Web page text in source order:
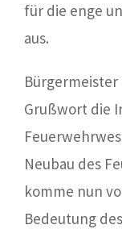
für die enge
aus.
Bürgermeister
Grußwort die
Neubau des
komme nun
Bedeutung